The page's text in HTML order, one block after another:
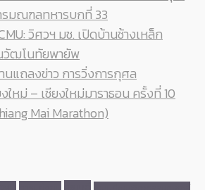
มณฑลทหารบกที่ 33
วิศวฯ มช. เปิดบ้านช้างเหล็ก
วัฒโนทัยพายัพ
นแถลงข่าว การวิ่งการกุศล
ใหม่ – เชียงใหม่มาราธอน ครั้งที่ 10
Mai Marathon)